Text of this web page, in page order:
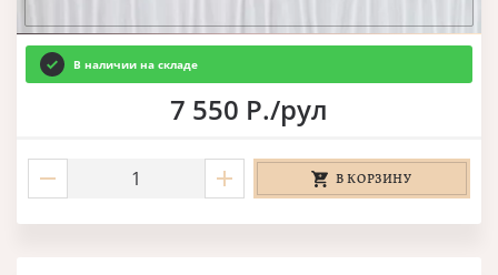
В наличии на складе
7 550 Р./рул
В КОРЗИНУ